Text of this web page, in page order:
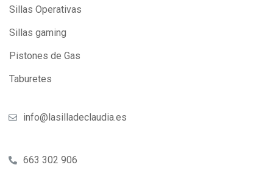
Sillas Operativas
Sillas gaming
Pistones de Gas
Taburetes
info@lasilladeclaudia.es
663 302 906